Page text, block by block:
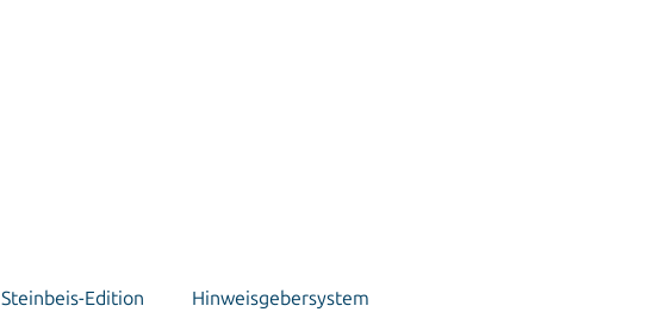
Steinbeis-Edition
Hinweisgebersystem